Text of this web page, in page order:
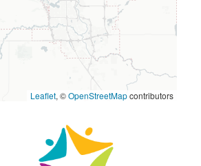
Leaflet, ©OpenStreetMapcontributors